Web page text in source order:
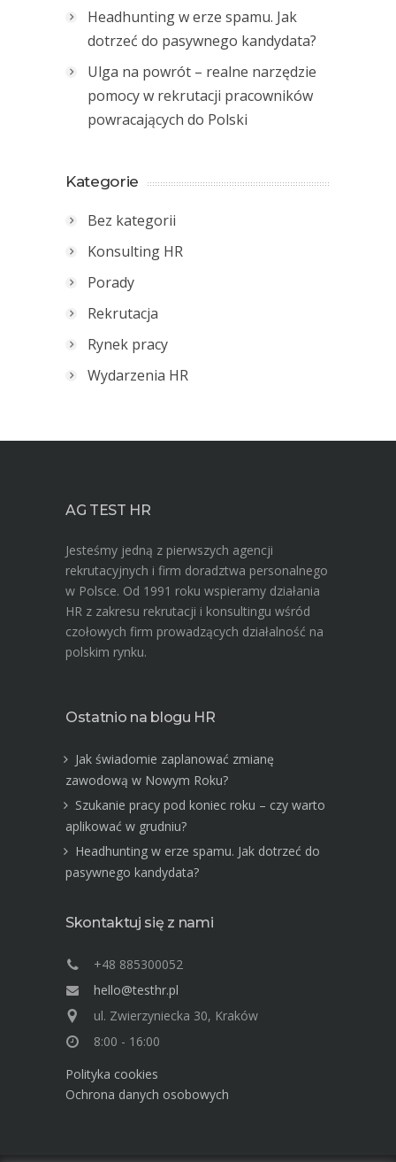
Headhunting w erze spamu. Jak
dotrzeć do pasywnego kandydata?
Ulga na powrót – realne narzędzie
pomocy w rekrutacji pracowników
powracających do Polski
Kategorie
Bez kategorii
Konsulting HR
Porady
Rekrutacja
Rynek pracy
Wydarzenia HR
AG TEST HR
Jesteśmy jedną z pierwszych agencji
rekrutacyjnych i firm doradztwa personalnego
w Polsce. Od 1991 roku wspieramy działania
HR z zakresu rekrutacji i konsultingu wśród
czołowych firm prowadzących działalność na
polskim rynku.
Ostatnio na blogu HR
Jak świadomie zaplanować zmianę
zawodową w Nowym Roku?
Szukanie pracy pod koniec roku – czy warto
aplikować w grudniu?
Headhunting w erze spamu. Jak dotrzeć do
pasywnego kandydata?
Skontaktuj się z nami
+48 885300052
hello@testhr.pl
ul. Zwierzyniecka 30, Kraków
8:00 - 16:00
Polityka cookies
Ochrona danych osobowych